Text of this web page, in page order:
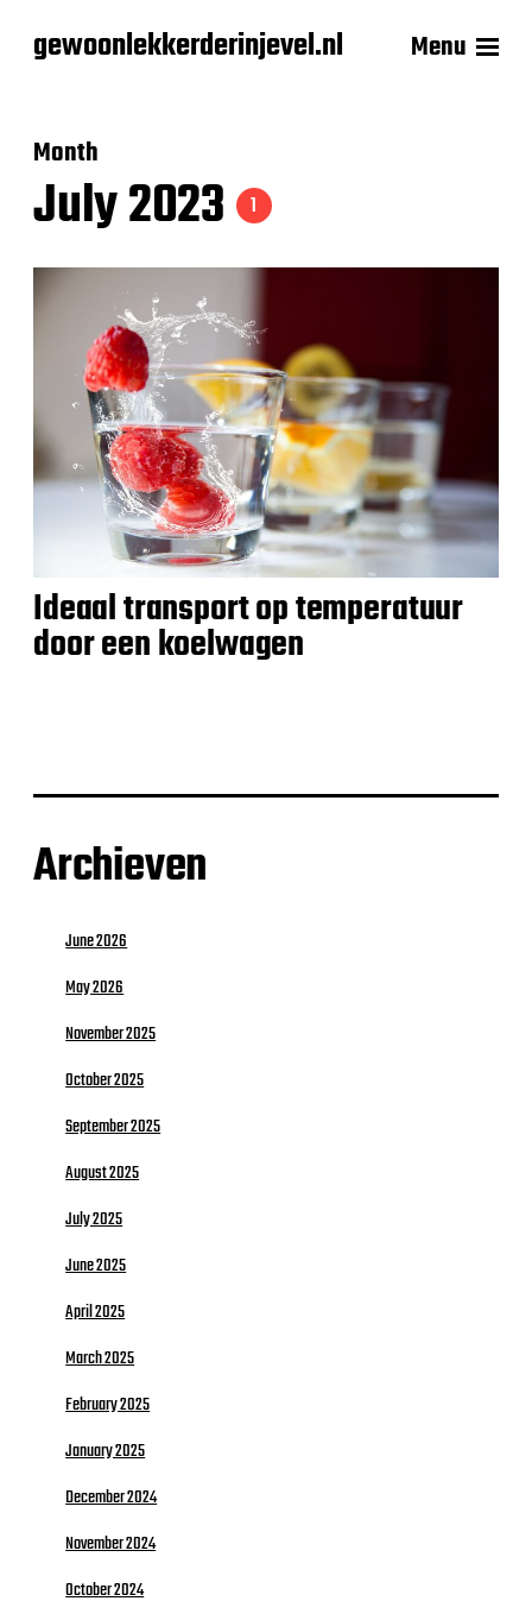
gewoonlekkerderinjevel.nl Menu
Month
July 2023 1
Ideaal transport op temperatuur
door een koelwagen
Archieven
June 2026
May 2026
November 2025
October 2025
September 2025
August 2025
July 2025
June 2025
April 2025
March 2025
February 2025
January 2025
December 2024
November 2024
October 2024